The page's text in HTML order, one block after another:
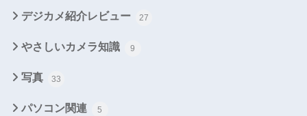
デジカメ紹介レビュー 27
やさしいカメラ知識 9
写真 33
パソコン関連 5